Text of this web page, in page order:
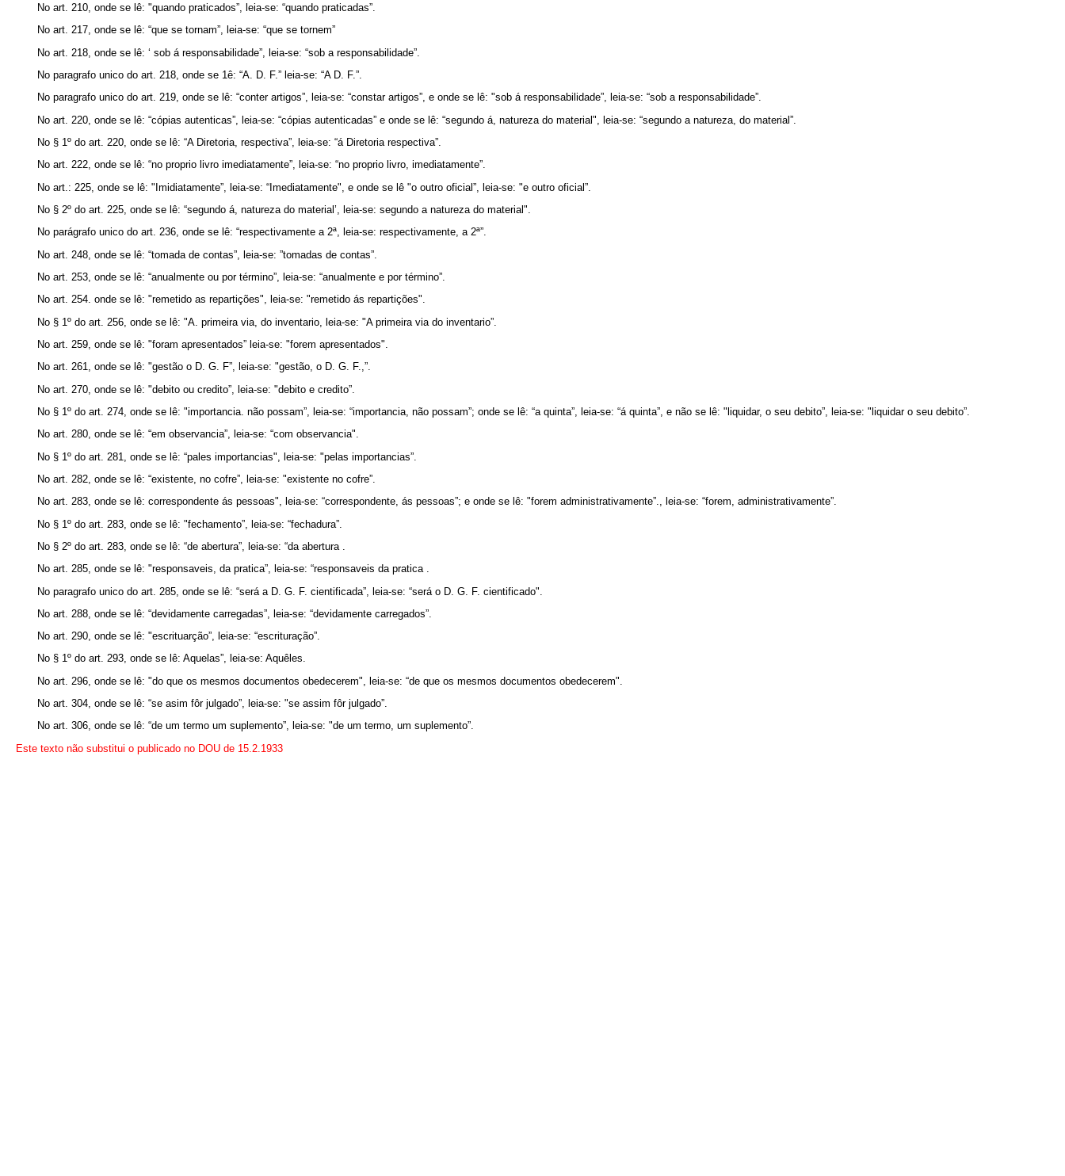
No art. 210, onde se lê: "quando praticados”, leia-se: “quando praticadas”.
No art. 217, onde se lê: “que se tornam”, leia-se: “que se tornem”
No art. 218, onde se lê: ‘ sob á responsabilidade”, leia-se: “sob a responsabilidade”.
No paragrafo unico do art. 218, onde se 1ê: “A. D. F.” leia-se: “A D. F.”.
No paragrafo unico do art. 219, onde se lê: “conter artigos”, leia-se: “constar artigos”, e onde se lê: "sob á responsabilidade”, leia-se: “sob a responsabilidade”.
No art. 220, onde se lê: “cópias autenticas”, leia-se: “cópias autenticadas” e onde se lê: “segundo á, natureza do material", leia-se: “segundo a natureza, do material”.
No § 1º do art. 220, onde se lê: “A Diretoria, respectiva”, leia-se: “á Diretoria respectiva”.
No art. 222, onde se lê: “no proprio livro imediatamente”, leia-se: “no proprio livro, imediatamente”.
No art.: 225, onde se lê: "Imidiatamente”, leia-se: “Imediatamente", e onde se lê "o outro oficial”, leia-se: "e outro oficial”.
No § 2º do art. 225, onde se lê: “segundo á, natureza do material’, leia-se: segundo a natureza do material".
No parágrafo unico do art. 236, onde se lê: “respectivamente a 2ª, leia-se: respectivamente, a 2ª”.
No art. 248, onde se lê: “tomada de contas”, leia-se: ”tomadas de contas”.
No art. 253, onde se lê: “anualmente ou por término”, leia-se: “anualmente e por término”.
No art. 254. onde se lê: "remetido as repartições", leia-se: "remetido ás repartições".
No § 1º do art. 256, onde se lê: "A. primeira via, do inventario, leia-se: "A primeira via do inventario”.
No art. 259, onde se lê: "foram apresentados” leia-se: "forem apresentados".
No art. 261, onde se lê: "gestão o D. G. F”, leia-se: "gestão, o D. G. F.,”.
No art. 270, onde se lê: "debito ou credito”, leia-se: "debito e credito”.
No § 1º do art. 274, onde se lê: "importancia. não possam”, leia-se: “importancia, não possam”; onde se lê: “a quinta”, leia-se: “á quinta”, e não se lê: "liquidar, o seu debito”, leia-se: "liquidar o seu debito”.
No art. 280, onde se lê: “em observancia”, leia-se: “com observancia".
No § 1º do art. 281, onde se lê: “pales importancias", leia-se: "pelas importancias”.
No art. 282, onde se lê: “existente, no cofre”, leia-se: "existente no cofre”.
No art. 283, onde se lê: correspondente ás pessoas", leia-se: “correspondente, ás pessoas”; e onde se lê: "forem administrativamente”., leia-se: “forem, administrativamente”.
No § 1º do art. 283, onde se lê: "fechamento”, leia-se: “fechadura”.
No § 2º do art. 283, onde se lê: “de abertura”, leia-se: “da abertura .
No art. 285, onde se lê: "responsaveis, da pratica”, leia-se: “responsaveis da pratica .
No paragrafo unico do art. 285, onde se lê: “será a D. G. F. cientificada”, leia-se: “será o D. G. F. cientificado".
No art. 288, onde se lê: “devidamente carregadas”, leia-se: “devidamente carregados”.
No art. 290, onde se lê: "escrituarção”, leia-se: “escrituração”.
No § 1º do art. 293, onde se lê: Aquelas”, leia-se: Aquêles.
No art. 296, onde se lê: "do que os mesmos documentos obedecerem", leia-se: “de que os mesmos documentos obedecerem".
No art. 304, onde se lê: “se asim fôr julgado”, leia-se: "se assim fôr julgado”.
No art. 306, onde se lê: “de um termo um suplemento”, leia-se: "de um termo, um suplemento”.
Este texto não substitui o publicado no DOU de 15.2.1933